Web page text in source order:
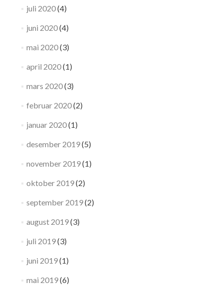
juli 2020(4)
juni 2020(4)
mai 2020(3)
april 2020(1)
mars 2020(3)
februar 2020(2)
januar 2020(1)
desember 2019(5)
november 2019(1)
oktober 2019(2)
september 2019(2)
august 2019(3)
juli 2019(3)
juni 2019(1)
mai 2019(6)